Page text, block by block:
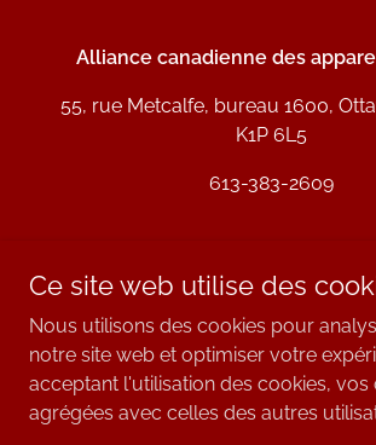
Alliance canadienne des
55, rue Metcalfe, bureau 1600,
K1P 6L5
613-383-2609
(ACTF) a été fondée en 2025 en tant
professionnelle canadienne sans but
créée et est gérée par l’Alliance des
(AEF), qui apporte un soutien
d’administration, aux membres, à la
de l’ACTF.
Ce site web utilise des
Nous utilisons des cookies pour
notre site web et optimiser votre
acceptant l'utilisation des cookies, vos
agrégées avec celles des autres